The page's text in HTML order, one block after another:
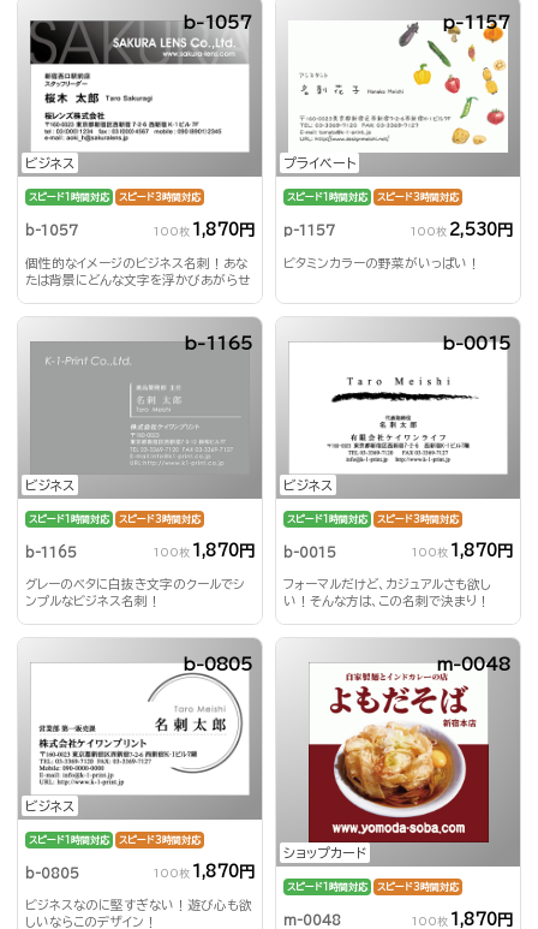
ビジネス
b-1057
スピード1時間対応 スピード3時間対応
b-1057 100枚 1,870円
個性的なイメージのビジネス名刺！あな
たは背景にどんな文字を浮かびあがらせ
プライベート
p-1157
スピード1時間対応 スピード3時間対応
p-1157 100枚 2,530円
ビタミンカラーの野菜がいっぱい！
ビジネス
b-1165
スピード1時間対応 スピード3時間対応
b-1165 100枚 1,870円
グレーのベタに白抜き文字のクールでシ
ンプルなビジネス名刺！
ビジネス
b-0015
スピード1時間対応 スピード3時間対応
b-0015 100枚 1,870円
フォーマルだけど、カジュアルさも欲し
い！そんな方は、この名刺で決まり！
ビジネス
b-0805
スピード1時間対応 スピード3時間対応
b-0805 100枚 1,870円
ビジネスなのに堅すぎない！遊び心も欲
しいならこのデザイン！
ショップカード
m-0048
スピード1時間対応 スピード3時間対応
m-0048 100枚 1,870円